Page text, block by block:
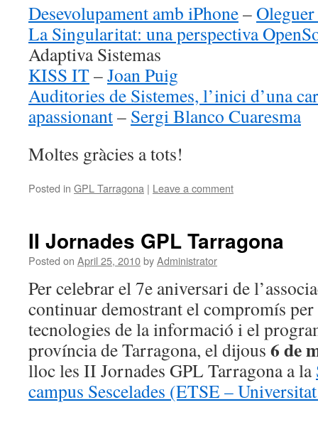
Desevolupament amb iPhone–
La Singularitat: una perspectiva
Adaptiva Sistemas
KISS IT –Joan Puig
Auditories de Sistemes, l’inici d’una
apassionant– Sergi Blanco Cuaresma
Moltes gràcies a tots!
Posted in GPL Tarragona | Leave a comment
II Jornades GPL Tarragona
Posted on April 25, 2010byAdministrator
Per celebrar el 7e aniversari de
continuar demostrant el compromís
tecnologies de la informació i el
província de Tarragona, el dijous 6 de
lloc les II Jornades GPL Tarragona a la
campus Sescelades (ETSE –